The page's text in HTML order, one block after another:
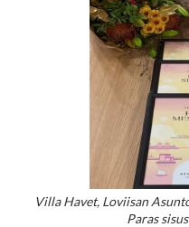
Villa Havet, Loviisan
Paras